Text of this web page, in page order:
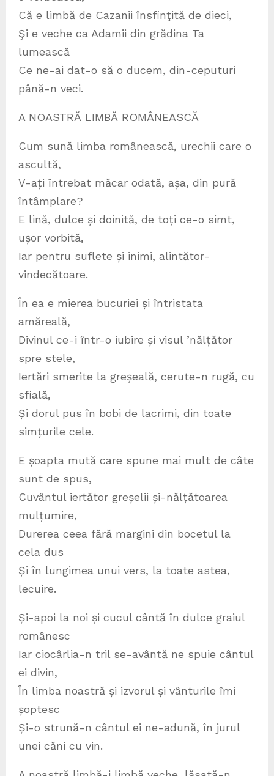
Că e limbă de Cazanii însfinţită de dieci,
Şi e veche ca Adamii din grădina Ta
lumească
Ce ne-ai dat-o să o ducem, din-ceputuri
până-n veci.
A NOASTRĂ LIMBĂ ROMÂNEASCĂ
Cum sună limba românească, urechii care o
ascultă,
V-ați întrebat măcar odată, așa, din pură
întâmplare?
E lină, dulce și doinită, de toți ce-o simt,
ușor vorbită,
Iar pentru suflete și inimi, alintător-
vindecătoare.
În ea e mierea bucuriei și întristata
amăreală,
Divinul ce-i într-o iubire și visul ’nălțător
spre stele,
Iertări smerite la greșeală, cerute-n rugă, cu
sfială,
Și dorul pus în bobi de lacrimi, din toate
simțurile cele.
E șoapta mută care spune mai mult de câte
sunt de spus,
Cuvântul iertător greșelii și-nălțătoarea
mulțumire,
Durerea ceea fără margini din bocetul la
cela dus
Și în lungimea unui vers, la toate astea,
lecuire.
Și-apoi la noi și cucul cântă în dulce graiul
românesc
Iar ciocârlia-n tril se-avântă ne spuie cântul
ei divin,
În limba noastră și izvorul și vânturile îmi
șoptesc
Și-o strună-n cântul ei ne-adună, în jurul
unei căni cu vin.